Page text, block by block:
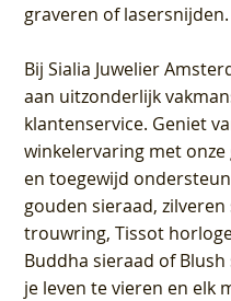
graveren of lasersnijden.
BijSialia Juwelier
aan uitzonderlijk
klantenservice. Geniet
winkelervaring met
en toegewijd
gouden sieraad,
trouwring, Tissot
Buddha sieraad of
je leven te vieren en elk